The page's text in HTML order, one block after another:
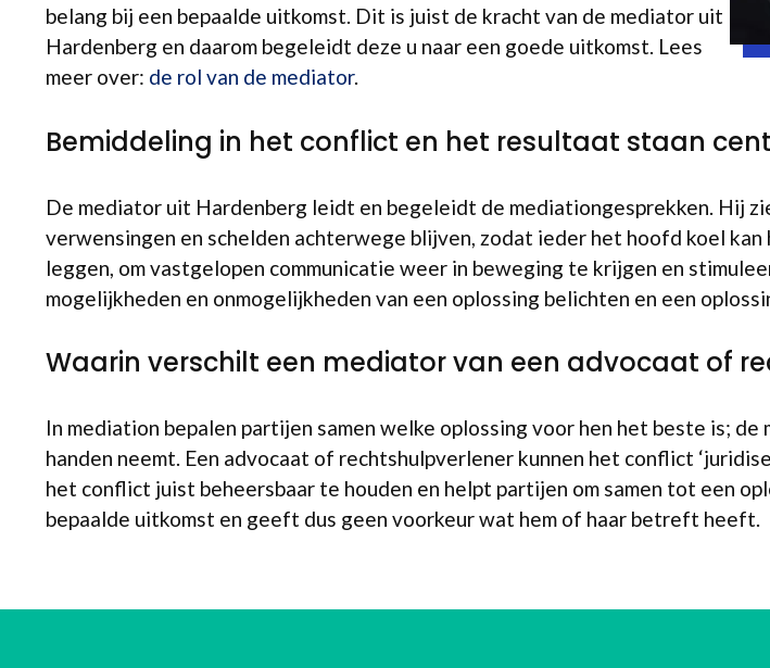
belang bij een bepaalde uitkomst. Dit is juist de kracht van de mediator uit
Hardenberg en daarom begeleidt deze u naar een goede uitkomst. Lees
meer over: de rol van de mediator.
Bemiddeling in het conflict en het resultaat staan
De mediator uit Hardenberg leidt en begeleidt de mediationgesprekken. Hij
verwensingen en schelden achterwege blijven, zodat ieder het hoofd koel
leggen, om vastgelopen communicatie weer in beweging te krijgen en
mogelijkheden en onmogelijkheden van een oplossing belichten en een
Waarin verschilt een mediator van een advocaat of
In mediation bepalen partijen samen welke oplossing voor hen het beste is;
handen neemt. Een advocaat of rechtshulpverlener kunnen het conflict
het conflict juist beheersbaar te houden en helpt partijen om samen tot een
bepaalde uitkomst en geeft dus geen voorkeur wat hem of haar betreft heeft.